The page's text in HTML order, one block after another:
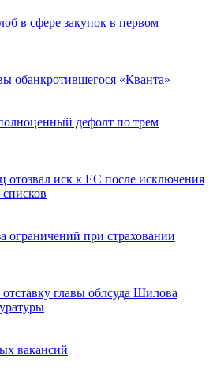
в сфере закупок в первом
обанкротившегося «Кванта»
дефолт по трем
отозвал иск к ЕС после исключения
ограничений при страховании
главы облсуда Шилова
вакансий